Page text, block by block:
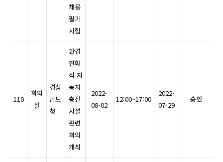
채용
필기
시험
110
회의
실
경상
남도
청
환경
친화
적 자
동차
충전
시설
관련
회의
개최
2022-
08-02
12:00~17:00
2022-
07-29
승인